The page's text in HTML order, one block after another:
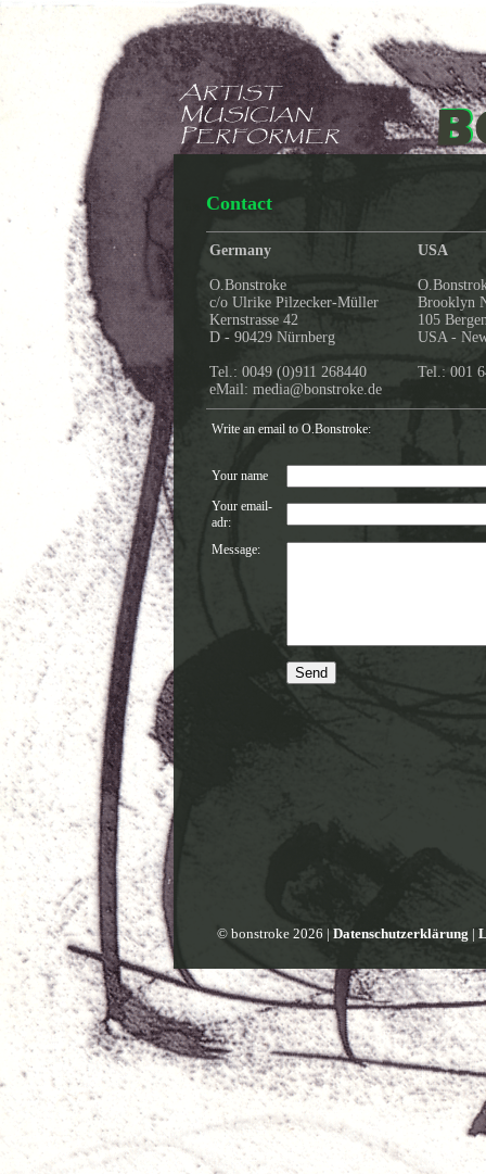
Contact
Germany
O.Bonstroke
c/o Ulrike Pilzecker-Müller
Kernstrasse 42
D - 90429 Nürnberg
Tel.: 0049 (0)911 268440
eMail: media@bonstroke.de
USA
Brooklyn
105
USA -
Tel.: 001
Write an email to O.Bonstroke:
Your name
Your email-
adr:
Message:
© bonstroke 2026 | Datenschutzerklärung |